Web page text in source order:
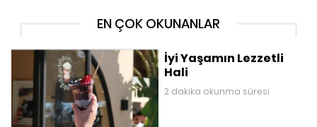
EN ÇOK OKUNANLAR
İyi Yaşamın Lezzetli
Hali
2 dakika okunma süresi